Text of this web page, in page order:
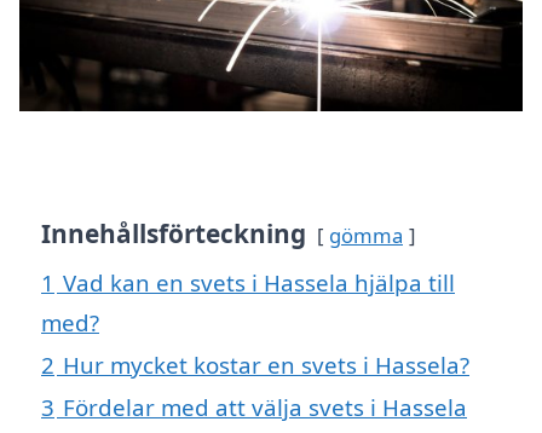
Innehållsförteckning gömma
1 Vad kan en svets i Hassela hjälpa till
med?
2 Hur mycket kostar en svets i Hassela?
3 Fördelar med att välja svets i Hassela